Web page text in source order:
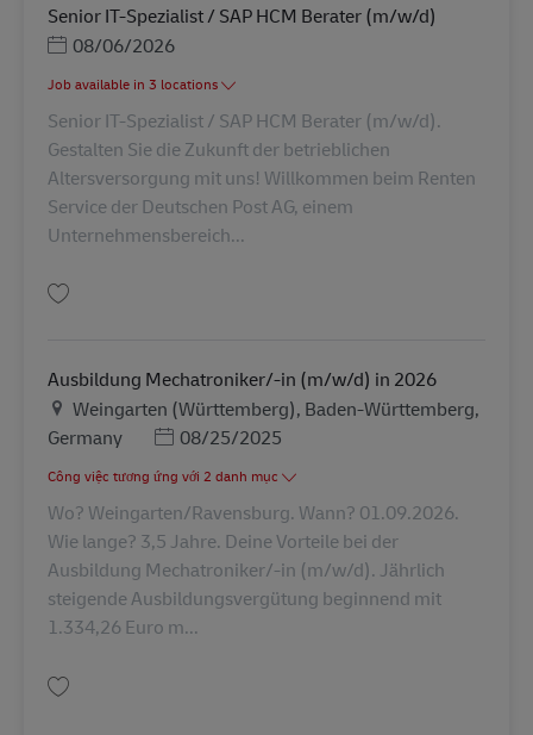
Senior IT-Spezialist / SAP HCM Berater (m/w/d)
Posted Date
08/06/2026
Job available in 3 locations
Senior IT-Spezialist / SAP HCM Berater (m/w/d).
Gestalten Sie die Zukunft der betrieblichen
Altersversorgung mit uns! Willkommen beim Renten
Service der Deutschen Post AG, einem
Unternehmensbereich...
Ausbildung Mechatroniker/-in (m/w/d) in 2026
Địa điểm
Weingarten (Württemberg), Baden-Württemberg,
Germany
Posted Date
08/25/2025
Công việc tương ứng với 2 danh mục
Wo? Weingarten/Ravensburg. Wann? 01.09.2026.
Wie lange? 3,5 Jahre. Deine Vorteile bei der
Ausbildung Mechatroniker/-in (m/w/d). Jährlich
steigende Ausbildungsvergütung beginnend mit
1.334,26 Euro m...